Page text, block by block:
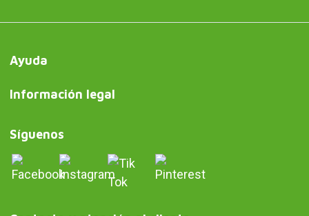
Ayuda
Información legal
Síguenos